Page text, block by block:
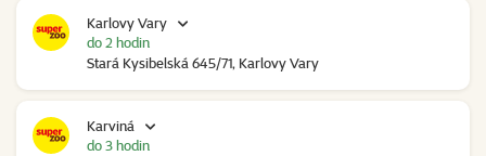
Karlovy Vary
Stará Kysibelská 645/71, Karlovy Vary
do 2 hodin
Karviná
do 3 hodin